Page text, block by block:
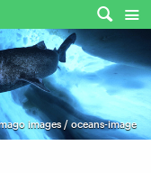
images / oceans-image